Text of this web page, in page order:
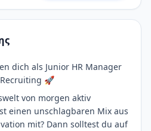
dich als Junior HR Manager
🚀
von morgen aktiv
einen unschlagbaren Mix aus
mit? Dann solltest du auf